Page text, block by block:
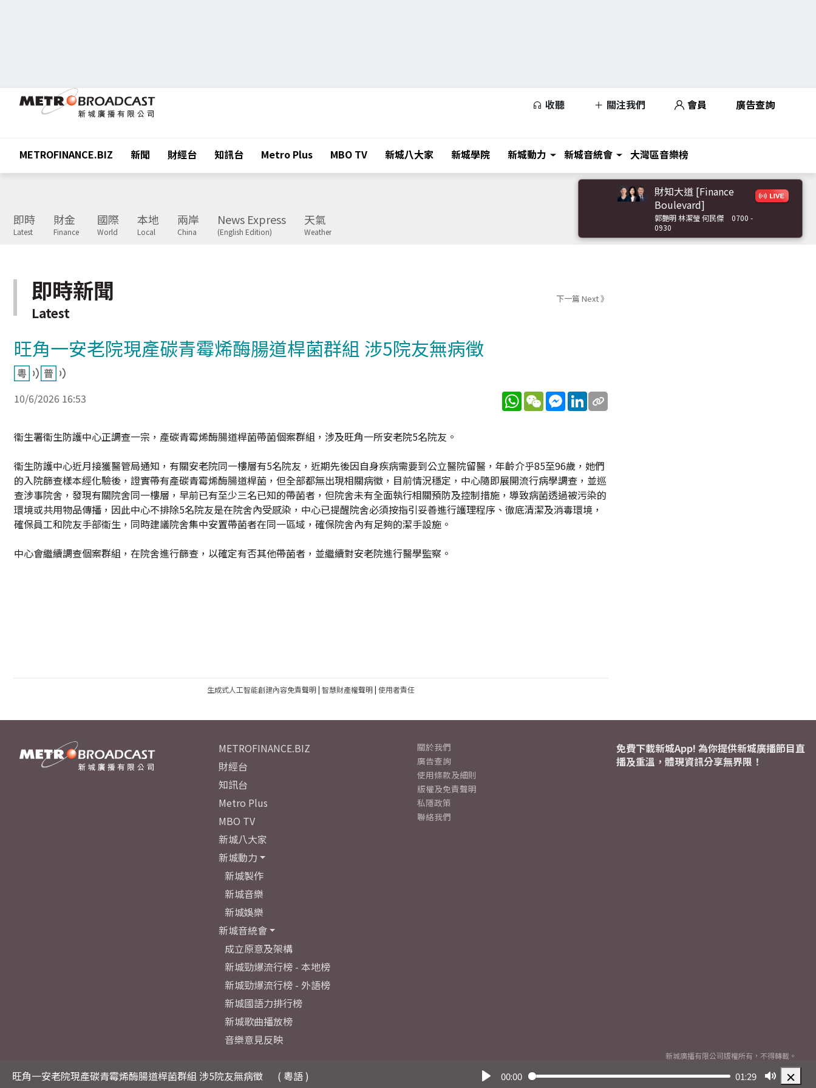
收聽 關注我們 會員 廣告查詢
METROFINANCE.BIZ 新聞 財經台 知訊台 Metro Plus MBO TV 新城八大家 新城學院 新城動力 新城音統會 大灣區音樂榜
即時
Latest
財金
Finance
國際
World
本地
Local
兩岸
China
News Express
(English Edition)
天氣
Weather
財知大道 [Finance
Boulevard]
郭艷明 林潔瑩 何民傑
0700 -
0930
即時新聞
Latest
下一篇 Next 》
旺角一安老院現產碳青霉烯酶腸道桿菌群組 涉5院友無病徵
10/6/2026 16:53 WhatsApp
WeChatMessenger
LinkedIn
衞生署衞生防護中心正調查一宗，產碳青霉烯酶腸道桿菌帶菌個案群組，涉及旺角一所安老院5名院友。
衞生防護中心近月接獲醫管局通知，有關安老院同一樓層有5名院友，近期先後因自身疾病需要到公立醫院留醫，年齡介乎85至96歲，她們
的入院篩查樣本經化驗後，證實帶有產碳青霉烯酶腸道桿菌，但全部都無出現相關病徵，目前情況穩定，中心隨即展開流行病學調查，並巡
查涉事院舍，發現有關院舍同一樓層，早前已有至少三名已知的帶菌者，但院舍未有全面執行相關預防及控制措施，導致病菌透過被污染的
環境或共用物品傳播，因此中心不排除5名院友是在院舍內受感染，中心已提醒院舍必須按指引妥善進行護理程序、徹底清潔及消毒環境，
確保員工和院友手部衞生，同時建議院舍集中安置帶菌者在同一區域，確保院舍內有足夠的潔手設施。
中心會繼續調查個案群組，在院舍進行篩查，以確定有否其他帶菌者，並繼續對安老院進行醫學監察。
生成式人工智能創建內容免責聲明| 智慧財產權聲明| 使用者責任
旺角一安老院現產碳青霉烯酶腸道桿菌群組 涉5院友無病徵
( 粵語 )
00:00 01:29
METROFINANCE.BIZ
財經台
知訊台
Metro Plus
MBO TV
新城八大家
新城動力
新城製作
新城音樂
新城娛樂
新城音統會
成立原意及架構
新城勁爆流行榜 - 本地榜
新城勁爆流行榜 - 外語榜
新城國語力排行榜
新城歌曲播放榜
音樂意見反映
關於我們
廣告查詢
使用條款及細則
版權及免責聲明
私隱政策
聯絡我們
免費下載新城App! 為你提供新城廣播節目直
播及重溫，體現資訊分享無界限！
新城廣播有限公司版權所有，不得轉載。
2026© Metro Broadcast Corporation Limited. All rights reserved.